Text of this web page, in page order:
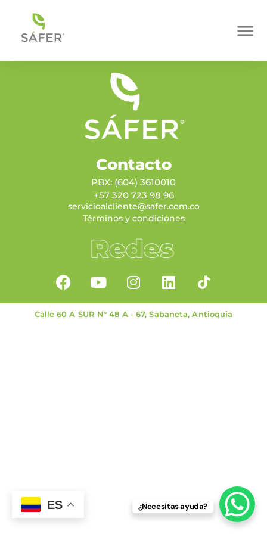
Contacto
PBX: (604) 3610010
+57 320 723 98 96
servicioalcliente@safer.com.co
Términos y condiciones
Calle 60 A SUR N° 48 A - 67, Sabaneta, Antioquia
ES ¿Necesitas ayuda?